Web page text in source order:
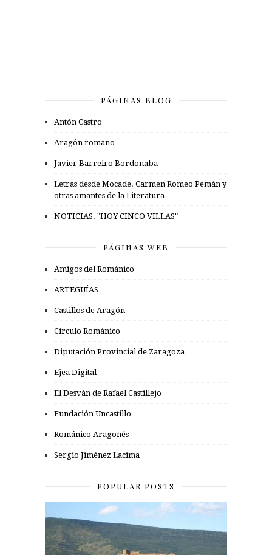
PÁGINAS BLOG
Antón Castro
Aragón romano
Javier Barreiro Bordonaba
Letras desde Mocade. Carmen Romeo Pemán y
otras amantes de la Literatura
NOTICIAS. "HOY CINCO VILLAS"
PÁGINAS WEB
Amigos del Románico
ARTEGUÍAS
Castillos de Aragón
Círculo Románico
Diputación Provincial de Zaragoza
Ejea Digital
El Desván de Rafael Castillejo
Fundación Uncastillo
Románico Aragonés
Sergio Jiménez Lacima
POPULAR POSTS